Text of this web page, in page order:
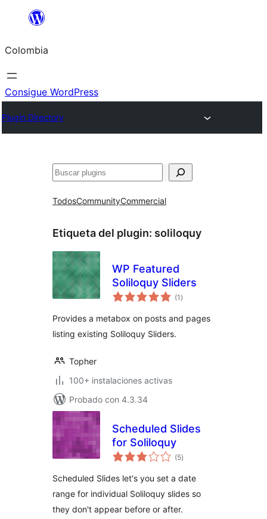
Saltar
contenido
Colombia
Consigue WordPress
Plugin Directory
Buscar
TodosCommunityCommercial
Etiqueta del plugin: soliloquy
WP Featured
Soliloquy Sliders
(1 total
de
)
Provides a metabox on posts and pages
listing existing Soliloquy Sliders.
Topher
100+ instalaciones activas
Probado con 4.3.34
Scheduled Slides
for Soliloquy
(5total
de
)
Scheduled Slides let's you set a date
range for individual Soliloquy slides so
they don't appear before or after.